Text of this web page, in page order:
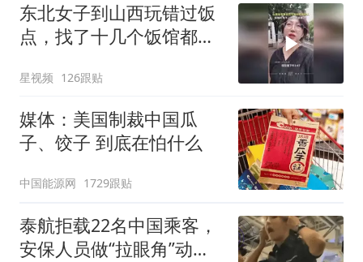
东北女子到山西玩错过饭
点，找了十几个饭馆都没
星视频 126跟贴
媒体：美国制裁中国瓜
子、饺子 到底在怕什么
中国能源网 1729跟贴
泰航拒载22名中国乘客，
安保人员做“拉眼角”动